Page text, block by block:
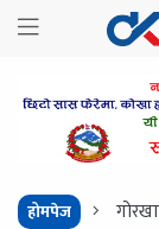
होमपेज